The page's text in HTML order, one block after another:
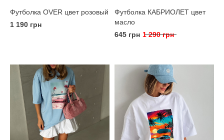
Футболка OVER цвет розовый
1 190 грн
Футболка КАБРИОЛЕТ цвет
масло
645 грн 1 290 грн